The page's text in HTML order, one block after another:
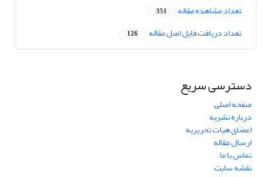
تعداد مشاهده مقاله 351
تعداد دریافت فایل اصل مقاله 126
دسترسی سریع
صفحه اصلی
درباره نشریه
اعضای هیات تحریریه
ارسال مقاله
تماس با ما
نقشه سایت